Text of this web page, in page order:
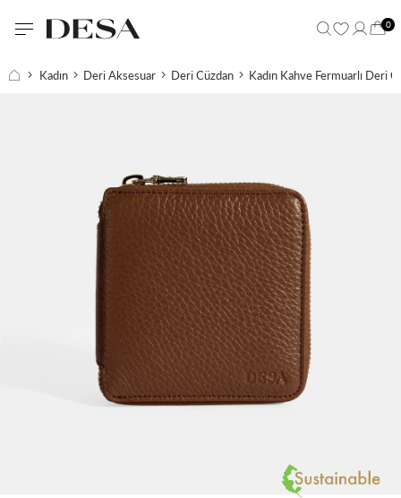
0
Kadın Deri Aksesuar Deri Cüzdan Kadın Kahve Fermuarlı Deri